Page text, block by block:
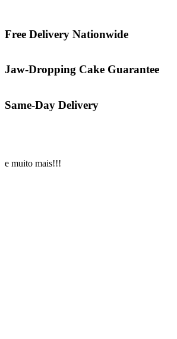
Free Delivery Nationwide
Jaw-Dropping Cake Guarantee
Same-Day Delivery
e muito mais!!!